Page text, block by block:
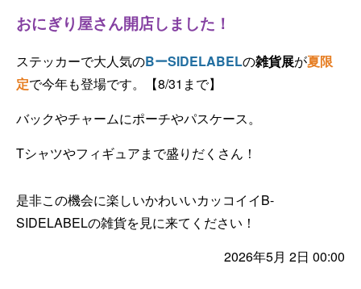
おにぎり屋さん開店しました！
ステッカーで大人気のBーSIDELABELの雑貨展が夏限
定で今年も登場です。【8/31まで】
バックやチャームにポーチやパスケース。
Tシャツやフィギュアまで盛りだくさん！
是非この機会に楽しいかわいいカッコイイB-
SIDELABELの雑貨を見に来てください！
2026年5月 2日 00:00